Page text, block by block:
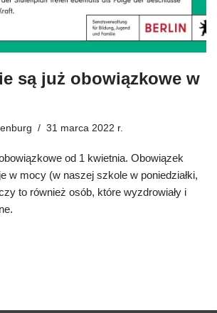
są już obowiązkowe w
31 marca 2022 r.
od 1 kwietnia. Obowiązek
w mocy (w naszej szkole w poniedziałki,
to również osób, które wyzdrowiały i